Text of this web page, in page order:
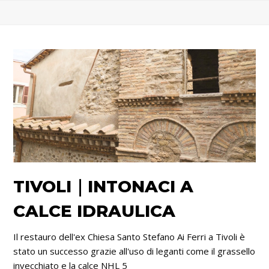
TIVOLI｜INTONACI A
CALCE IDRAULICA
Il restauro dell'ex Chiesa Santo Stefano Ai Ferri a Tivoli è
stato un successo grazie all'uso di leganti come il grassello
invecchiato e la calce NHL 5